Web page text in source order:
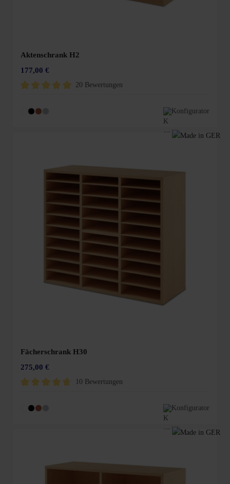
Aktenschrank H2
177,00 €
20 Bewertungen
Konfigurator
Fächerschrank H30
275,00 €
10 Bewertungen
Konfigurator